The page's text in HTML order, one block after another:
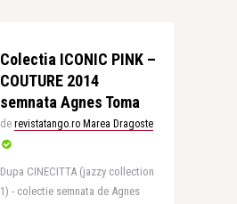
Colectia ICONIC PINK –
COUTURE 2014
semnata Agnes Toma
de revistatango.ro Marea Dragoste
Dupa CINECITTA (jazzy collection
1) - colectie semnata de Agnes